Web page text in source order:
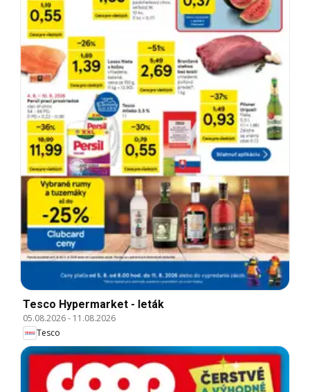
Tesco Hypermarket - leták
05.08.2026- 11.08.2026
Tesco